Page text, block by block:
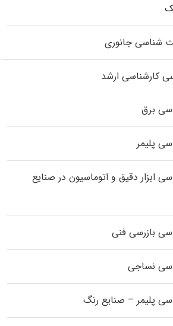
شناسی جانوری
کارشناسی ارشد
برق
پلیمر
ابزار دقیق و اتوماسیون در صنایع
بازرسی فنی
نساجی
پلیمر – صنایع رنگ